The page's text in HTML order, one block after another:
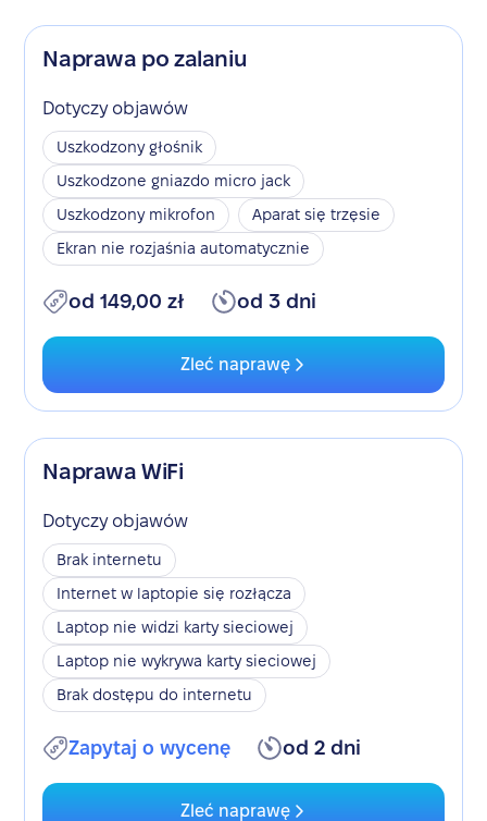
Naprawa po zalaniu
Dotyczy objawów
Uszkodzony głośnik
Uszkodzone gniazdo micro jack
Uszkodzony mikrofon
Aparat się trzęsie
Ekran nie rozjaśnia automatycznie
od 149,00 zł od 3 dni
Zleć naprawę
Naprawa WiFi
Dotyczy objawów
Brak internetu
Internet w laptopie się rozłącza
Laptop nie widzi karty sieciowej
Laptop nie wykrywa karty sieciowej
Brak dostępu do internetu
Zapytaj o wycenę od 2 dni
Zleć naprawę